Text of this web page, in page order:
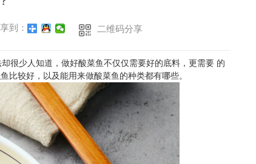
到： 二维码分享
很少人知道，做好酸菜鱼不仅仅需要好的底料，更需要 的
比较好，以及能用来做酸菜鱼的种类都有哪些。